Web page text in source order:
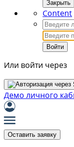
Закрыть
Content
Войти
Или войти через
Демо личного
Оставить заявку